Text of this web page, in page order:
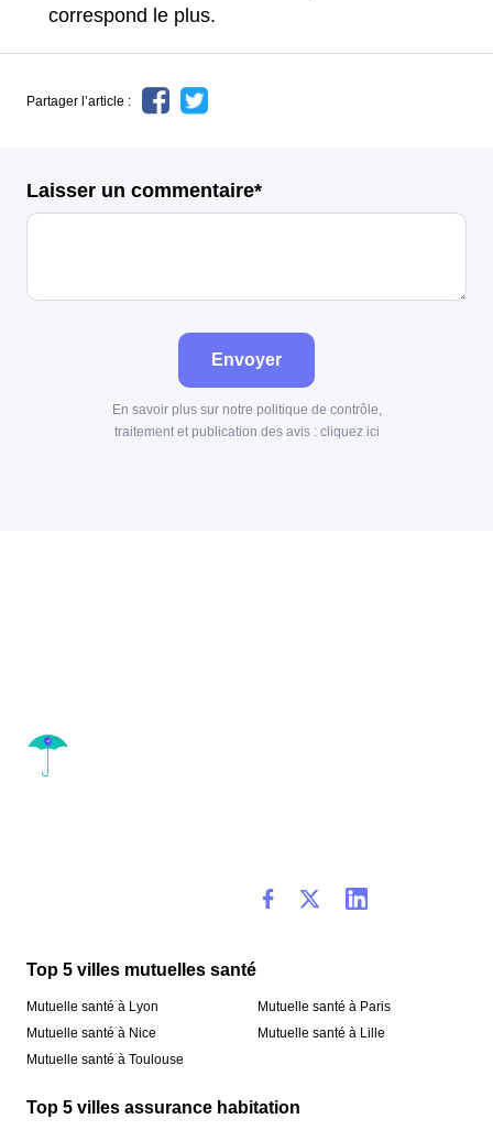
correspond le plus.
Partager l’article :
Laisser un commentaire*
Envoyer
En savoir plus sur notre politique de contrôle,
traitement et publication des avis : cliquez ici
Top 5 villes mutuelles santé
Mutuelle santé à Lyon
Mutuelle santé à Nice
Mutuelle santé à Toulouse
Mutuelle santé à Paris
Mutuelle santé à Lille
Top 5 villes assurance habitation